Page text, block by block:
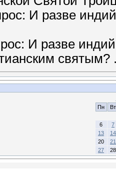
И разве
И разве
святым?
Пн
Вт
6
7
13
14
20
21
27
28